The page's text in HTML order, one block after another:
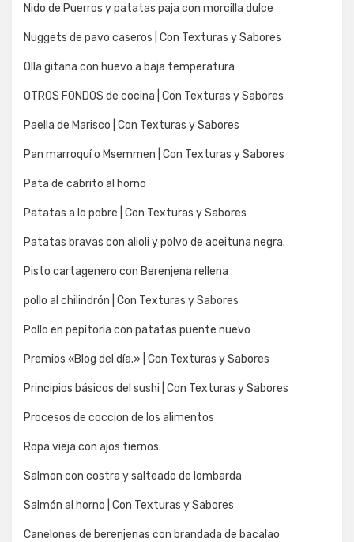
Nido de Puerros y patatas paja con morcilla dulce
Nuggets de pavo caseros | Con Texturas y Sabores
Olla gitana con huevo a baja temperatura
OTROS FONDOS de cocina | Con Texturas y Sabores
Paella de Marisco | Con Texturas y Sabores
Pan marroquí o Msemmen | Con Texturas y Sabores
Pata de cabrito al horno
Patatas a lo pobre | Con Texturas y Sabores
Patatas bravas con alioli y polvo de aceituna negra.
Pisto cartagenero con Berenjena rellena
pollo al chilindrón | Con Texturas y Sabores
Pollo en pepitoria con patatas puente nuevo
Premios «Blog del día.» | Con Texturas y Sabores
Principios básicos del sushi | Con Texturas y Sabores
Procesos de coccion de los alimentos
Ropa vieja con ajos tiernos.
Salmon con costra y salteado de lombarda
Salmón al horno | Con Texturas y Sabores
Canelones de berenjenas con brandada de bacalao